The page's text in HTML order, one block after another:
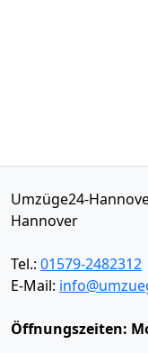
Umzüge24-
Hannover
Tel.: 01579-2482312
E-Mail:
Öffnungszeiten: